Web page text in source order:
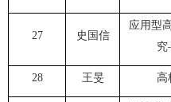
27 史国信
应用型
究
28 王旻 高